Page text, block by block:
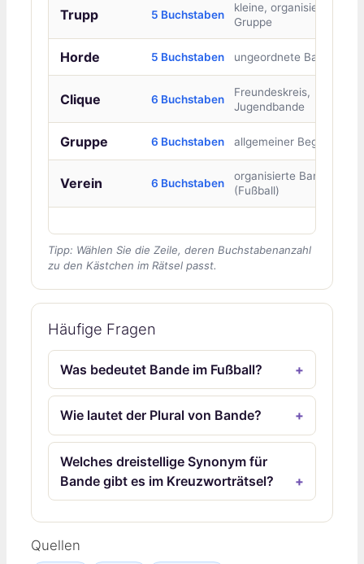
Trupp 5 Buchstaben
kleine, organisierte
Gruppe
Horde 5 Buchstaben ungeordnete Bande
Clique 6 Buchstaben
Freundeskreis,
Jugendbande
Gruppe 6 Buchstaben allgemeiner Begriff
Verein 6 Buchstaben
organisierte Bande
(Fußball)
Tipp: Wählen Sie die Zeile, deren Buchstabenanzahl
zu den Kästchen im Rätsel passt.
Häufige Fragen
Was bedeutet Bande im Fußball?
Wie lautet der Plural von Bande?
Welches dreistellige Synonym für
Bande gibt es im Kreuzworträtsel?
Quellen